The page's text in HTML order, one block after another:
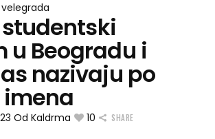
studentski
u Beogradu i
nazivaju po
Od Kaldrma 10 SHARE